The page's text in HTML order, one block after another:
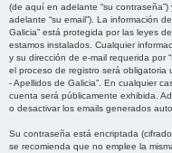
(de aquí en adelante “su
adelante “su email”). La información
Galicia” está protegida por las leyes
estamos instalados. Cualquier
y su dirección de e-mail requerida por
el proceso de registro será obligatoria
- Apellidos de Galicia”. En cualquier
cuenta será públicamente exhibida.
o desactivar los emails generados
Su contraseña está encriptada
se recomienda que no emplee la